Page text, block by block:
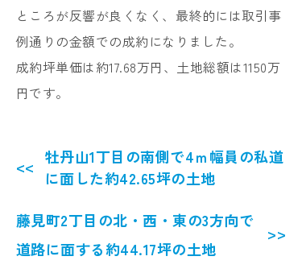
ところが反響が良くなく、最終的には取引事
例通りの金額での成約になりました。
成約坪単価は約17.68万円、土地総額は1150万
円です。
牡丹山1丁目の南側で4ｍ幅員の私道
に面した約42.65坪の土地
藤見町2丁目の北・西・東の3方向で
道路に面する約44.17坪の土地